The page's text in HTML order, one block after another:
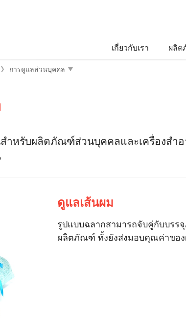
เกี่ยวกับเรา ผลิ
ำหรับผลิตภัณฑ์ส่วนบุคคลและเครื่องสำอ
ดูแลเส้นผม
รูปแบบฉลากสามารถจับคู่กับบร
ผลิตภัณฑ์ ทั้งยังส่งมอบคุณค่าของ